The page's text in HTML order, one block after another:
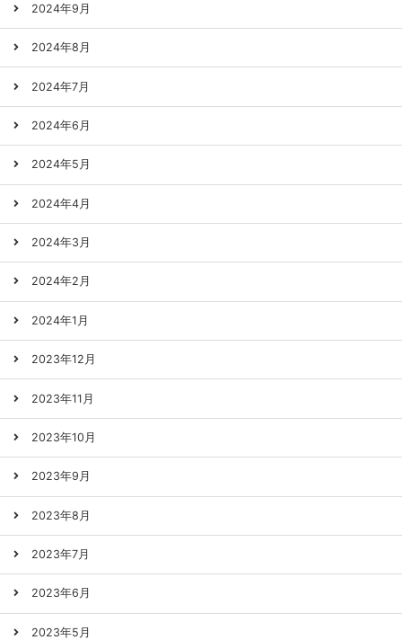
2024年9月
2024年8月
2024年7月
2024年6月
2024年5月
2024年4月
2024年3月
2024年2月
2024年1月
2023年12月
2023年11月
2023年10月
2023年9月
2023年8月
2023年7月
2023年6月
2023年5月